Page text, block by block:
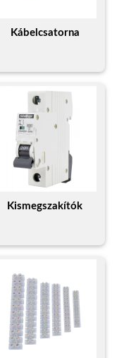
Kábelcsatorna
Kismegszakítók